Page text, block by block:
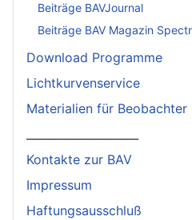
Beiträge BAVJournal
Beiträge BAV Magazin
Download Programme
Lichtkurvenservice
Materialien für Beobachter
Kontakte zur BAV
Impressum
Haftungsausschluß